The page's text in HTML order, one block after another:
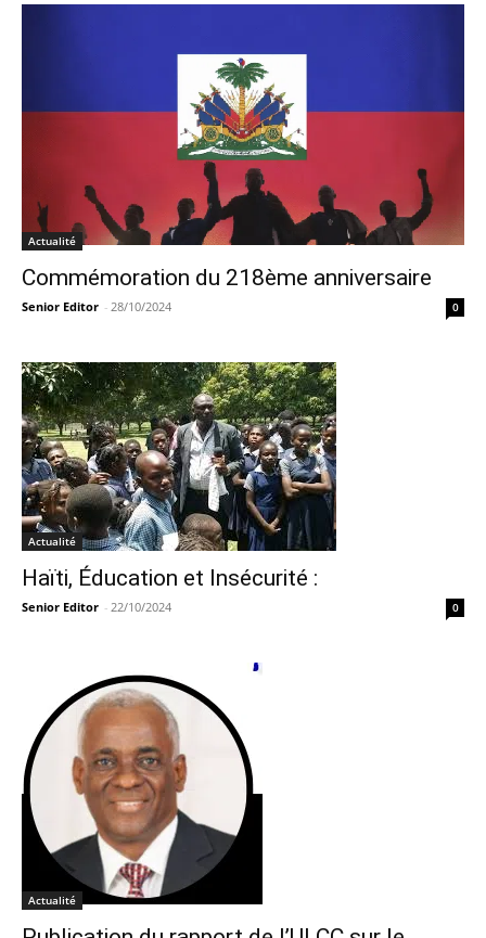
Actualité
Commémoration du 218ème anniversaire
Senior Editor - 28/10/2024 0
Actualité
Haïti, Éducation et Insécurité :
Senior Editor - 22/10/2024 0
Actualité